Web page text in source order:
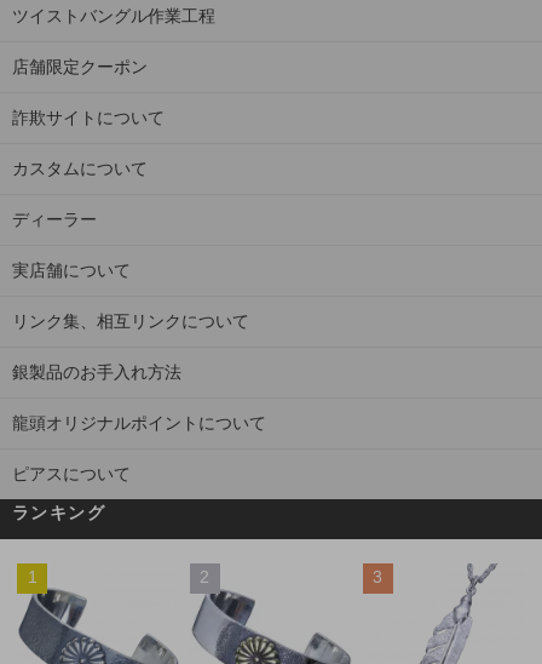
ツイストバングル作業工程
店舗限定クーポン
詐欺サイトについて
カスタムについて
ディーラー
実店舗について
リンク集、相互リンクについて
銀製品のお手入れ方法
龍頭オリジナルポイントについて
ピアスについて
ランキング
1 2 3